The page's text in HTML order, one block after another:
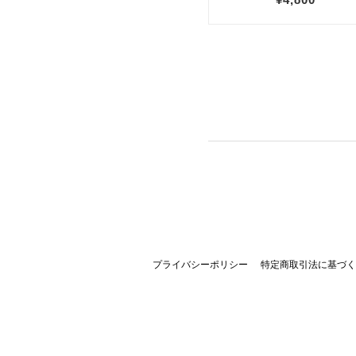
プライバシーポリシー 特定商取引法に基づ